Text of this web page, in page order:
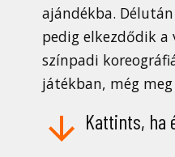
ajándékba.
pedig elkezdődik
színpadi
játékban, még
Kattints, ha